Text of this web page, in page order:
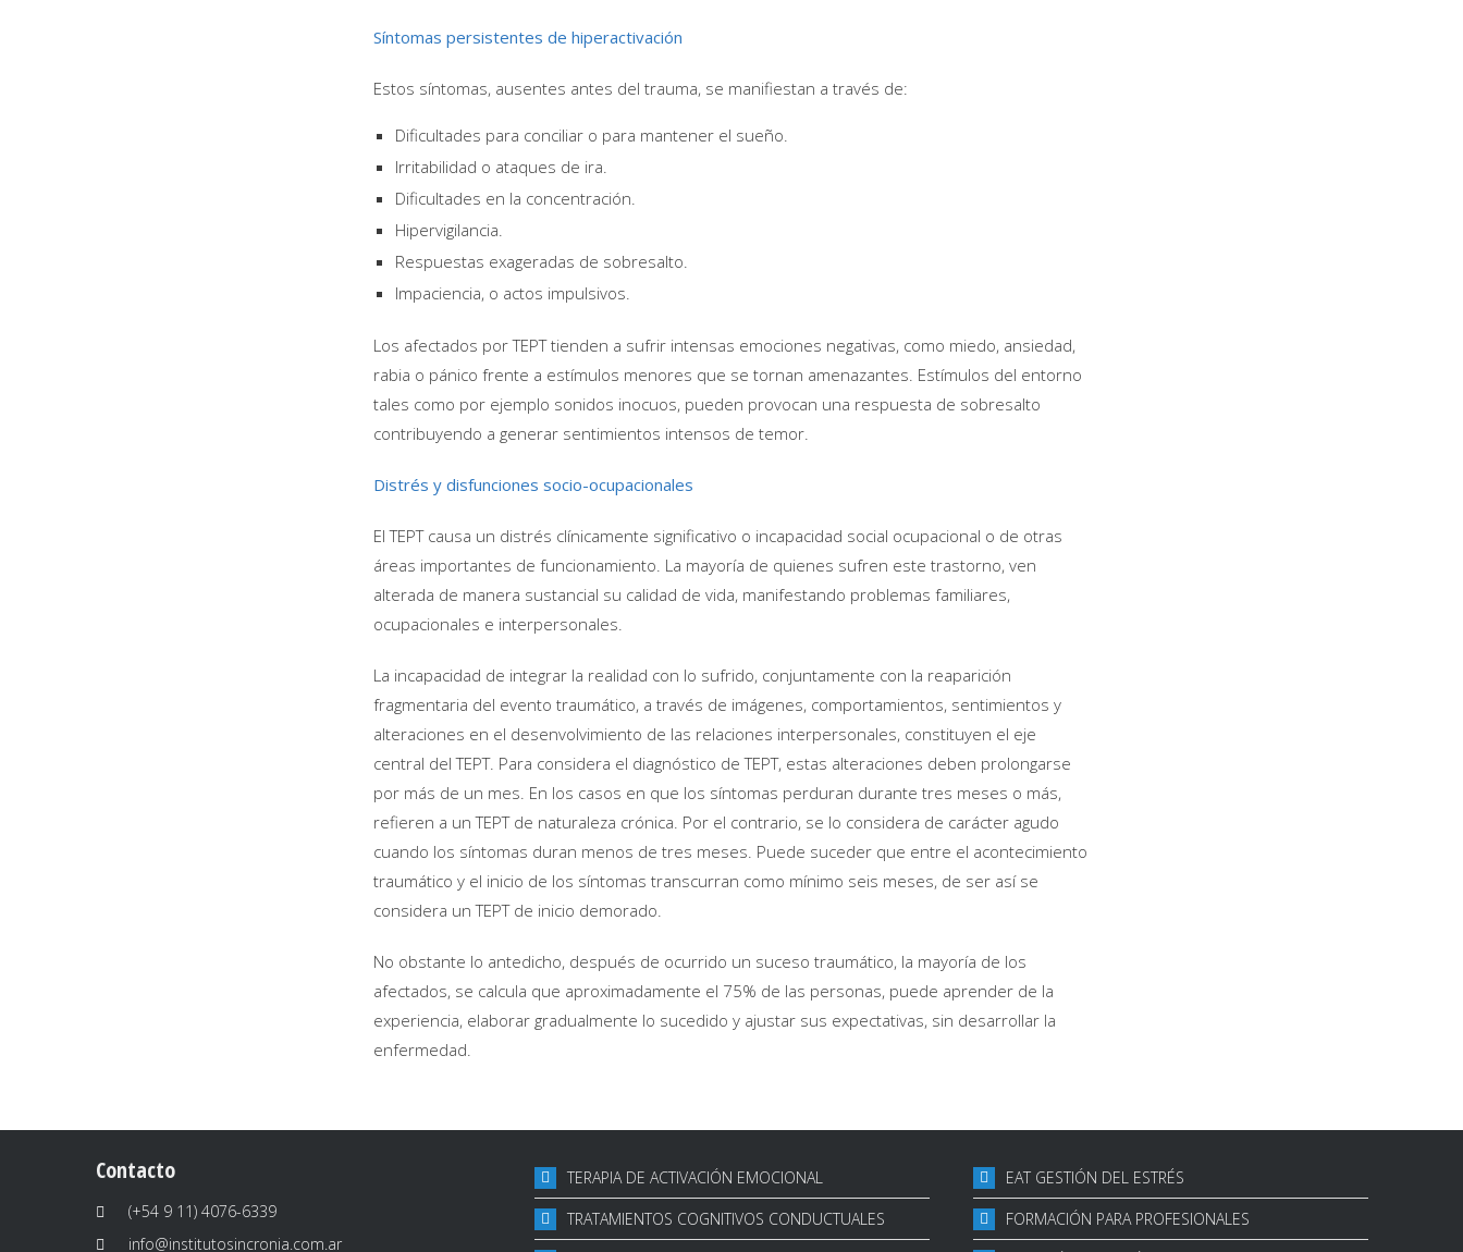
Síntomas persistentes de hiperactivación
Estos síntomas, ausentes antes del trauma, se manifiestan a través de:
Dificultades para conciliar o para mantener el sueño.
Irritabilidad o ataques de ira.
Dificultades en la concentración.
Hipervigilancia.
Respuestas exageradas de sobresalto.
Impaciencia, o actos impulsivos.
Los afectados por TEPT tienden a sufrir intensas emociones negativas, como miedo, ansiedad,
rabia o pánico frente a estímulos menores que se tornan amenazantes. Estímulos del entorno
tales como por ejemplo sonidos inocuos, pueden provocan una respuesta de sobresalto
contribuyendo a generar sentimientos intensos de temor.
Distrés y disfunciones socio-ocupacionales
El TEPT causa un distrés clínicamente significativo o incapacidad social ocupacional o de otras
áreas importantes de funcionamiento. La mayoría de quienes sufren este trastorno, ven
alterada de manera sustancial su calidad de vida, manifestando problemas familiares,
ocupacionales e interpersonales.
La incapacidad de integrar la realidad con lo sufrido, conjuntamente con la reaparición
fragmentaria del evento traumático, a través de imágenes, comportamientos, sentimientos y
alteraciones en el desenvolvimiento de las relaciones interpersonales, constituyen el eje
central del TEPT. Para considera el diagnóstico de TEPT, estas alteraciones deben prolongarse
por más de un mes. En los casos en que los síntomas perduran durante tres meses o más,
refieren a un TEPT de naturaleza crónica. Por el contrario, se lo considera de carácter agudo
cuando los síntomas duran menos de tres meses. Puede suceder que entre el acontecimiento
traumático y el inicio de los síntomas transcurran como mínimo seis meses, de ser así se
considera un TEPT de inicio demorado.
No obstante lo antedicho, después de ocurrido un suceso traumático, la mayoría de los
afectados, se calcula que aproximadamente el 75% de las personas, puede aprender de la
experiencia, elaborar gradualmente lo sucedido y ajustar sus expectativas, sin desarrollar la
enfermedad.
Contacto
(+54 9 11) 4076-6339
info@institutosincronia.com.ar
TERAPIA DE ACTIVACIÓN EMOCIONAL
TRATAMIENTOS COGNITIVOS CONDUCTUALES
EAT GESTIÓN DEL ESTRÉS
FORMACIÓN PARA PROFESIONALES